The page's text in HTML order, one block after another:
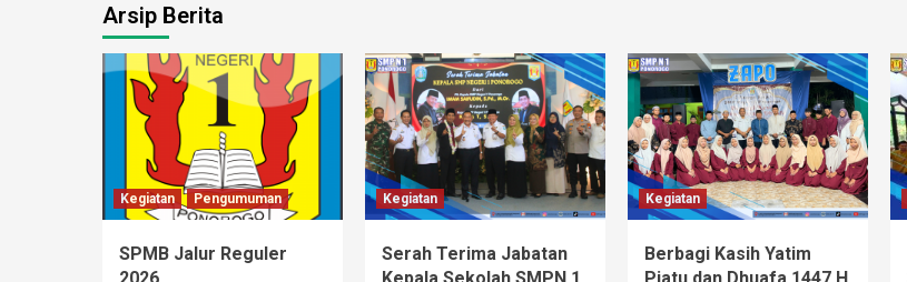
Arsip Berita
Kegiatan Pengumuman
SPMB Jalur Reguler
Kegiatan
Serah Terima Jabatan
Kegiatan
Berbagi Kasih Yatim